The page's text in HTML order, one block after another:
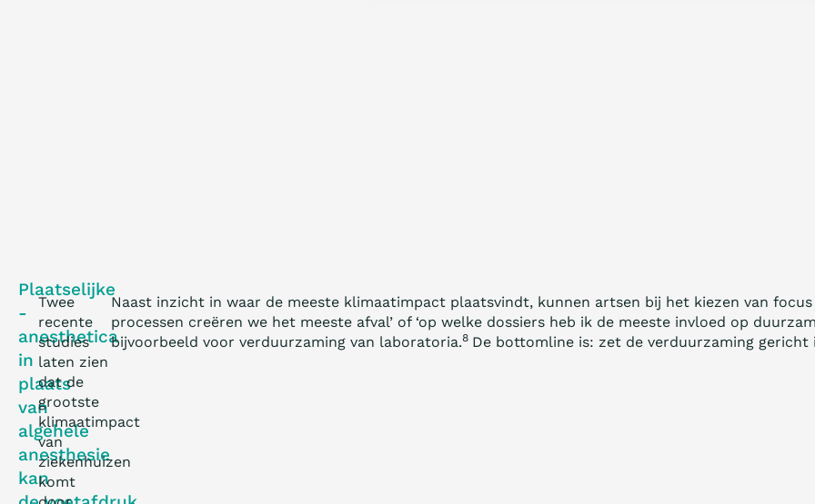
Plaatselijke
­
anesthetica
in
plaats
van
algehele
anesthesie
kan
Twee
recente
studies
laten zien
dat de
grootste
klimaatimpact
van
ziekenhuizen
komt
Naast inzicht in waar de meeste klimaatimpact plaatsvindt, kunnen artsen bij het kiezen van focus
processen creëren we het meeste afval’ of ‘op welke dossiers heb ik de meeste invloed op
bijvoorbeeld voor verduurzaming van laboratoria.8 De bottomline is: zet de verduur­zaming gericht